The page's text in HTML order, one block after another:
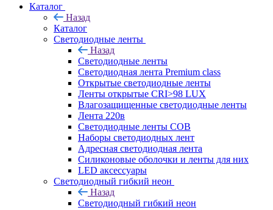
Каталог
Назад
Каталог
Светодиодные ленты
Назад
Светодиодные ленты
Светодиодная лента Premium class
Открытые светодиодные ленты
Ленты открытые CRI>98 LUX
Влагозащищенные светодиодные ленты
Лента 220в
Светодиодные ленты COB
Наборы светодиодных лент
Адресная светодиодная лента
Силиконовые оболочки и ленты для них
LED аксессуары
Светодиодный гибкий неон
Назад
Светодиодный гибкий неон